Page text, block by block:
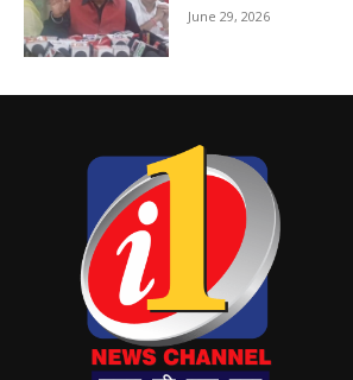
June 29, 2026